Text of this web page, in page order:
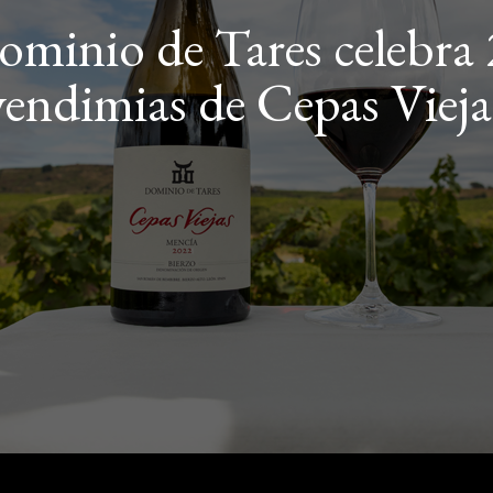
de Tares celebra
de Cepas